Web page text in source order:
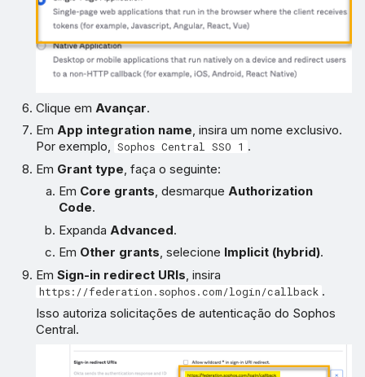
Clique em Avançar.
EmApp integration name, insira um nome exclusivo.
Por exemplo, Sophos Central SSO 1 .
Em Grant type , faça o seguinte:
Em Core grants, desmarqueAuthorization
Code.
Expanda Advanced.
Em Other grants, selecione Implicit (hybrid).
EmSign-in redirect URIs , insira
https://federation.sophos.com/login/callback .
Isso autoriza solicitações de autenticação do Sophos
Central.